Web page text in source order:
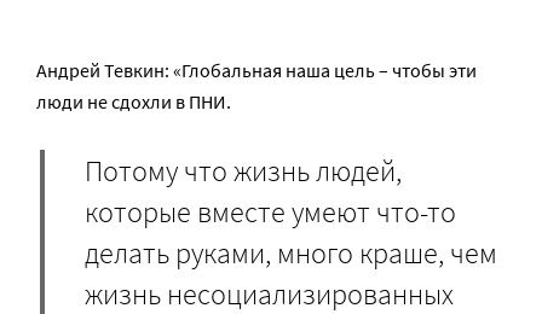
Андрей Тевкин: «Глобальная наша цель – чтобы эти
люди не сдохли в ПНИ.
Потому что жизнь людей,
которые вместе умеют что-то
делать руками, много краше, чем
жизнь несоциализированных